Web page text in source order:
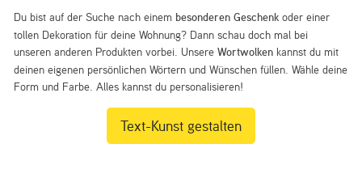
Du bist auf der Suche nach einem besonderen Geschenk oder einer
tollen Dekoration für deine Wohnung? Dann schau doch mal bei
unseren anderen Produkten vorbei. UnsereWortwolken kannst du mit
deinen eigenen persönlichen Wörtern und Wünschen füllen. Wähle deine
Form und Farbe. Alles kannst du personalisieren!
Text-Kunst gestalten